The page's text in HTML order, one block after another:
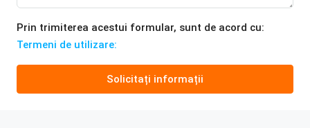
Prin trimiterea acestui formular, sunt de acord cu:
Termeni de utilizare:
Solicitați informații